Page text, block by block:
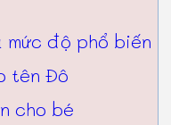
mức độ phổ biến
tên Đô
cho bé